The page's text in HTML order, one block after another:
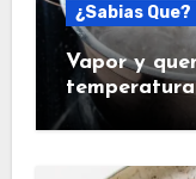
¿Sabias Que?
Vapor y
temperatura